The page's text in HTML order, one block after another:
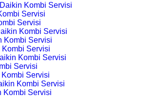
Kombi Servisi
Servisi
Servisi
Kombi Servisi
Kombi Servisi
Kombi Servisi
Kombi Servisi
Servisi
Kombi Servisi
Kombi Servisi
Kombi Servisi